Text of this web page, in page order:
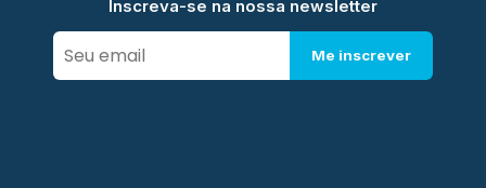
Inscreva-se na nossa newsletter
Me inscrever